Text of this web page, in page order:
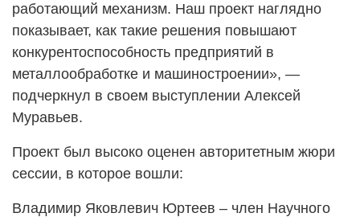
работающий механизм. Наш проект наглядно
показывает, как такие решения повышают
конкурентоспособность предприятий в
металлообработке и машиностроении», —
подчеркнул в своем выступлении Алексей
Муравьев.
Проект был высоко оценен авторитетным жюри
сессии, в которое вошли:
Владимир Яковлевич Юртеев – член Научного